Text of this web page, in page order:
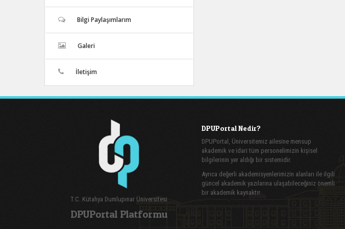
Bilgi Paylaşımlarım
Galeri
İletişim
T.C. Kütahya Dumlupınar Üniversitesi
DPUPortal Platformu
DPUPortal Nedir?
DPUPortal, Üniversitemiz ailesine mensup
akademik ve idari tüm personelimizin kişisel
bilgilerinin yer aldığı bir sistemidir.
Ayrıca değerli akademisyenlerimizin alanları ile ilgili
güncel akademik yazılarına ulaşabileceğiniz önemli
bir akademik kaynaktır.